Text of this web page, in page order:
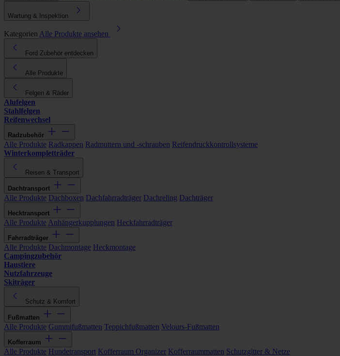
Wartung & Inspektion
Kategorien Alle Produkte ansehen
Ford Zubehör entdecken
Alle Produkte
Felgen & Räder
Alufelgen
Stahlfelgen
Reifenwechsel
Radzubehör
Alle Produkte Radkappen Radmuttern und -schrauben Reifendruckkontrollsysteme
Winterkompletträder
Reisen & Transport
Dachtransport
Alle Produkte Dachboxen Dachfahrradträger Dachreling Dachträger
Hecktransport
Alle Produkte Anhängerkupplungen Heckfahrradträger
Fahrradträger
Alle Produkte Dachmontage Heckmontage
Campingzubehör
Haustiere
Nutzfahrzeuge
Skiträger
Schutz & Komfort
Fußmatten
Alle Produkte Gummifußmatten Teppichfußmatten Velours-Fußmatten
Kofferraum
Alle Produkte Hundetransport Kofferraum Organizer Kofferraummatten Schutzgitter & Netze